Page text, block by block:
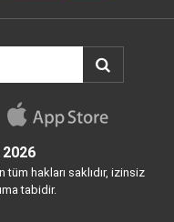
hakları saklıdır, izinsiz
tabidir.